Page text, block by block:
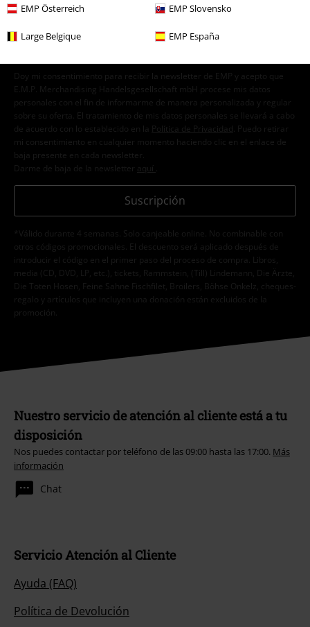
EMP Österreich EMP Slovensko
Large Belgique EMP España
Doy mi consentimiento para recibir la newsletter de EMP y acepto que
E.M.P. Merchandising Handelsgesellschaft mbH procese mis datos
personales con el fin de informarme de manera personalizada y regular
sobre su oferta. El tratamiento de mis datos personales se llevará a cabo
de acuerdo con lo establecido en la
Política de Privacidad . Puedo retirar
mi consentimiento en cualquier momento haciendo clic en el enlace de
baja presente en cada newsletter.
Darme de baja de la newsletter
aquí
Suscripción
*Válido durante 4 semanas. Solo canjeable online. No combinable con
otros códigos promocionales. El descuento será aplicado después de
introducir el código en el primer paso del proceso de compra. Libros,
media (CD, DVD, LP, etc.), tickets, Rammstein, (Till) Lindemann, Die Ärzte,
Die Toten Hosen, Feine Sahne Fischfilet, Broilers, Böhse Onkelz, cheques-
regalo y artículos que incluyen una donación están excluidos de la
promoción.
Nuestro servicio de atención al cliente está a tu
disposición
Nos puedes contactar por teléfono de las 09:00 hasta las 17:00. Más
información
Chat
Servicio Atención al Cliente
Ayuda (FAQ)
Política de Devolución